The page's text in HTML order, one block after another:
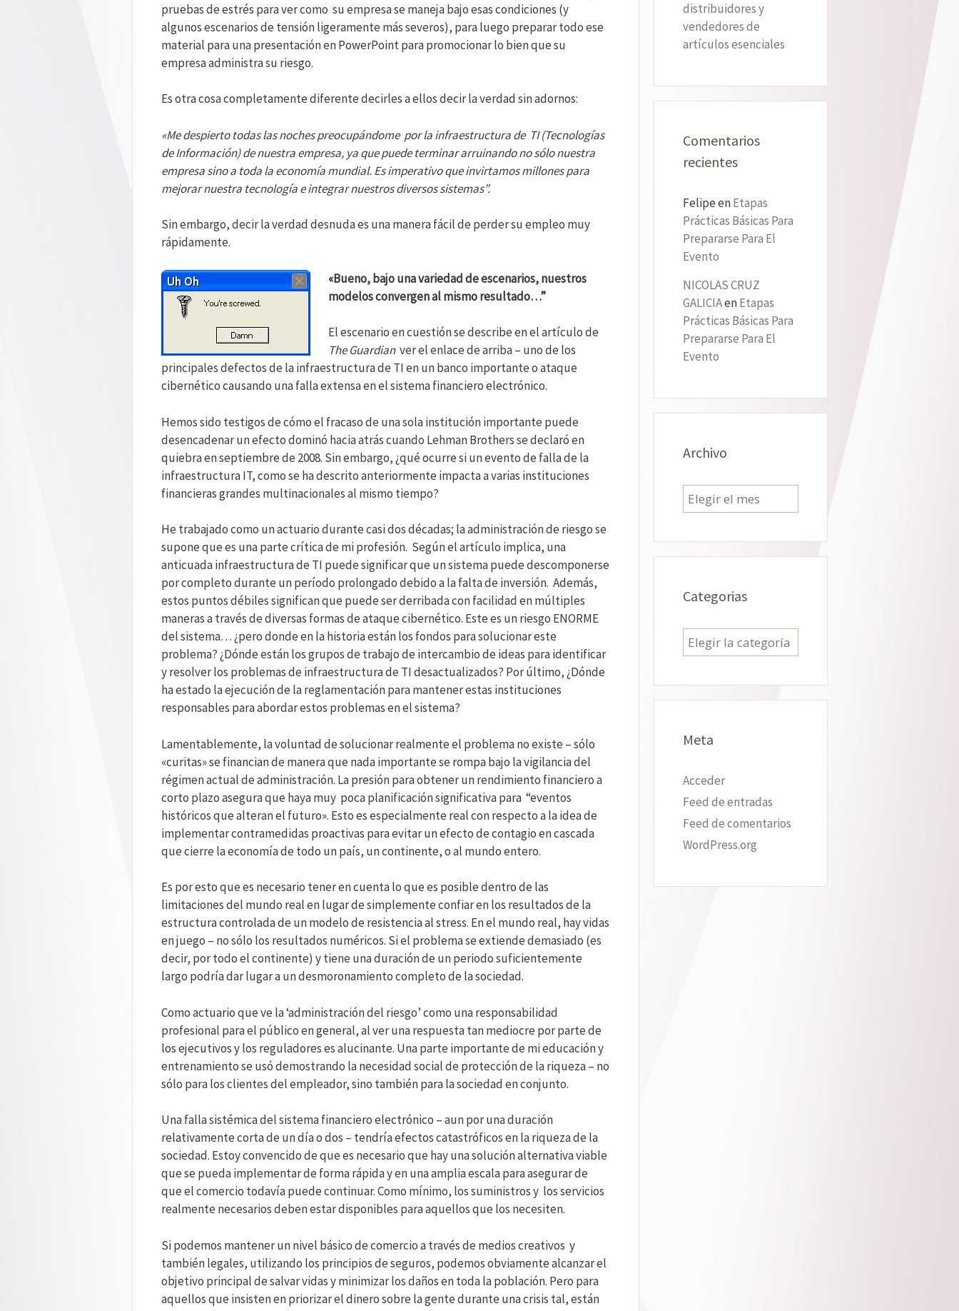
pruebas de estrés para ver como su empresa se maneja bajo esas condiciones (y
algunos escenarios de tensión ligeramente más severos), para luego preparar todo ese
material para una presentación en PowerPoint para promocionar lo bien que su
empresa administra su riesgo.
Es otra cosa completamente diferente decirles a ellos decir la verdad sin adornos:
«Me despierto todas las noches preocupándome por la infraestructura de TI (Tecnologías
de Información) de nuestra empresa, ya que puede terminar arruinando no sólo nuestra
empresa sino a toda la economía mundial. Es imperativo que invirtamos millones para
mejorar nuestra tecnología e integrar nuestros diversos sistemas”.
Sin embargo, decir la verdad desnuda es una manera fácil de perder su empleo muy
rápidamente.
«Bueno, bajo una variedad de escenarios, nuestros
modelos convergen al mismo resultado…”
El escenario en cuestión se describe en el artículo de
The Guardianver el enlace de arriba – uno de los
principales defectos de la infraestructura de TI en un banco importante o ataque
cibernético causando una falla extensa en el sistema financiero electrónico.
Hemos sido testigos de cómo el fracaso de una sola institución importante puede
desencadenar un efecto dominó hacia atrás cuando Lehman Brothers se declaró en
quiebra en septiembre de 2008. Sin embargo, ¿qué ocurre si un evento de falla de la
infraestructura IT, como se ha descrito anteriormente impacta a varias instituciones
financieras grandes multinacionales al mismo tiempo?
He trabajado como un actuario durante casi dos décadas; la administración de riesgo se
supone que es una parte crítica de mi profesión. Según el artículo implica, una
anticuada infraestructura de TI puede significar que un sistema puede descomponerse
por completo durante un período prolongado debido a la falta de inversión. Además,
estos puntos débiles significan que puede ser derribada con facilidad en múltiples
maneras a través de diversas formas de ataque cibernético. Este es un riesgo ENORME
del sistema… ¿pero donde en la historia están los fondos para solucionar este
problema? ¿Dónde están los grupos de trabajo de intercambio de ideas para identificar
y resolver los problemas de infraestructura de TI desactualizados? Por último, ¿Dónde
ha estado la ejecución de la reglamentación para mantener estas instituciones
responsables para abordar estos problemas en el sistema?
Lamentablemente, la voluntad de solucionar realmente el problema no existe – sólo
«curitas» se financian de manera que nada importante se rompa bajo la vigilancia del
régimen actual de administración. La presión para obtener un rendimiento financiero a
corto plazo asegura que haya muy poca planificación significativa para “eventos
históricos que alteran el futuro». Esto es especialmente real con respecto a la idea de
implementar contramedidas proactivas para evitar un efecto de contagio en cascada
que cierre la economía de todo un país, un continente, o al mundo entero.
Es por esto que es necesario tener en cuenta lo que es posible dentro de las
limitaciones del mundo real en lugar de simplemente confiar en los resultados de la
estructura controlada de un modelo de resistencia al stress. En el mundo real, hay vidas
en juego – no sólo los resultados numéricos. Si el problema se extiende demasiado (es
decir, por todo el continente) y tiene una duración de un periodo suficientemente
largo podría dar lugar a un desmoronamiento completo de la sociedad.
Como actuario que ve la ‘administración del riesgo’ como una responsabilidad
profesional para el público en general, al ver una respuesta tan mediocre por parte de
los ejecutivos y los reguladores es alucinante. Una parte importante de mi educación y
entrenamiento se usó demostrando la necesidad social de protección de la riqueza – no
sólo para los clientes del empleador, sino también para la sociedad en conjunto.
Una falla sistémica del sistema financiero electrónico – aun por una duración
relativamente corta de un día o dos – tendría efectos catastróficos en la riqueza de la
sociedad. Estoy convencido de que es necesario que hay una solución alternativa viable
que se pueda implementar de forma rápida y en una amplia escala para asegurar de
que el comercio todavía puede continuar. Como mínimo, los suministros y los servicios
realmente necesarios deben estar disponibles para aquellos que los necesiten.
Si podemos mantener un nivel básico de comercio a través de medios creativos y
también legales, utilizando los principios de seguros, podemos obviamente alcanzar el
objetivo principal de salvar vidas y minimizar los daños en toda la población. Pero para
aquellos que insisten en priorizar el dinero sobre la gente durante una crisis tal, están
distribuidores y
vendedores de
artículos esenciales
Comentarios
recientes
FelipeenEtapas
Prácticas Básicas Para
Prepararse Para El
Evento
NICOLAS CRUZ
GALICIAenEtapas
Prácticas Básicas Para
Prepararse Para El
Evento
Archivo
Archivo
Categorias
Categorias
Meta
Acceder
Feed de entradas
Feed de comentarios
WordPress.org